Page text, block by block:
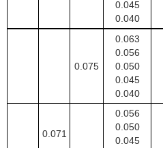
0.045
0.040
0.075
0.063
0.056
0.050
0.045
0.040
0.071
0.056
0.050
0.045